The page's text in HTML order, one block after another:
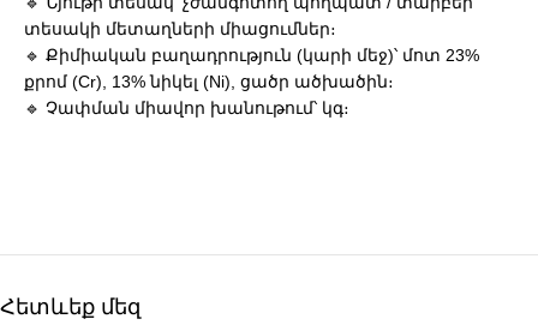
տեսակի մետաղների միացումներ։
🔹 Քիմիական բաղադրություն (կարի մեջ)՝ մոտ 23%
քրոմ (Cr), 13% նիկել (Ni), ցածր ածխածին։
🔹 Չափման միավոր խանութում՝ կգ։
Հետևեք մեզ